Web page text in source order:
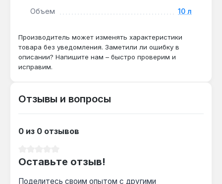
+30 °C кистью, валиком или распылителем.
Объем 10 л
Производитель может изменять характеристики
товара без уведомления. Заметили ли ошибку в
описании? Напишите нам – быстро проверим и
исправим.
Отзывы и вопросы
0 из 0 отзывов
Оставьте отзыв!
Поделитесь своим опытом с другими